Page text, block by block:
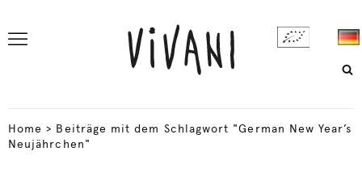
Home > Beiträge mit dem Schlagwort "German New Year’s
Neujährchen"